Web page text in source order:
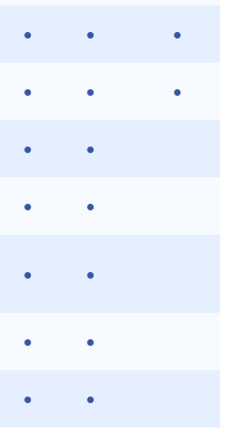
● ● ●
● ● ●
● ●
● ●
● ●
● ●
● ●